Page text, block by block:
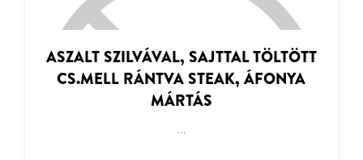
ASZALT SZILVÁVAL, SAJTTAL TÖLTÖTT
CS.MELL RÁNTVA STEAK, ÁFONYA
MÁRTÁS
...